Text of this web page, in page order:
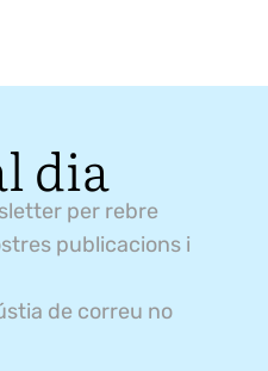
dia
per rebre
publicacions i
de correu no